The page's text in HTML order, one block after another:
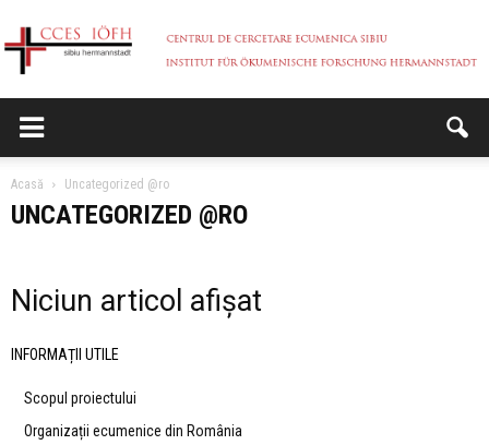
Acasă Uncategorized @ro
UNCATEGORIZED @RO
Niciun articol afișat
INFORMAȚII UTILE
Scopul proiectului
Organizații ecumenice din România